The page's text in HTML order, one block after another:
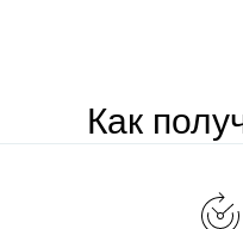
Как